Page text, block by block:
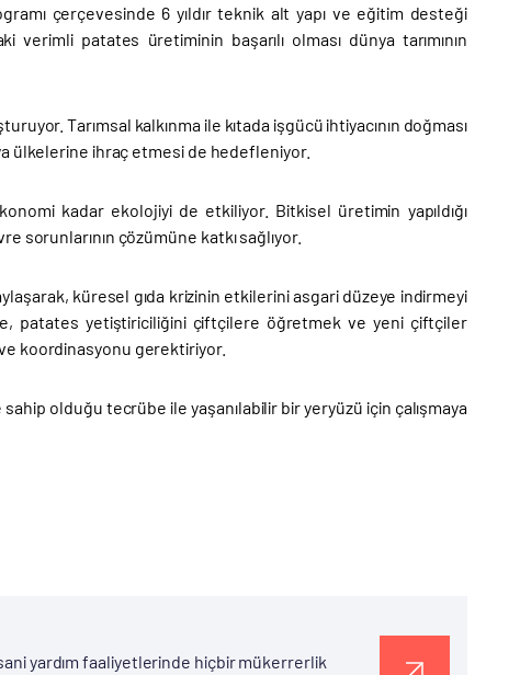
çerçevesinde 6 yıldır teknik alt yapı ve eğitim desteği
verimli patates üretiminin başarılı olması dünya tarımının
Tarımsal kalkınma ile kıtada işgücü ihtiyacının doğması
ülkelerine ihraç etmesi de hedefleniyor.
kadar ekolojiyi de etkiliyor. Bitkisel üretimin yapıldığı
sorunlarının çözümüne katkı sağlıyor.
küresel gıda krizinin etkilerini asgari düzeye indirmeyi
patates yetiştiriciliğini çiftçilere öğretmek ve yeni çiftçiler
koordinasyonu gerektiriyor.
olduğu tecrübe ile yaşanılabilir bir yeryüzü için çalışmaya
yardım faaliyetlerinde hiçbir mükerrerlik